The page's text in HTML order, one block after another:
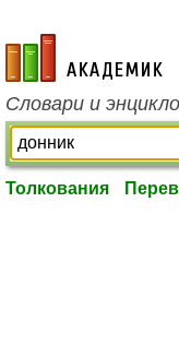
academic.ru
Словари и
Толкования